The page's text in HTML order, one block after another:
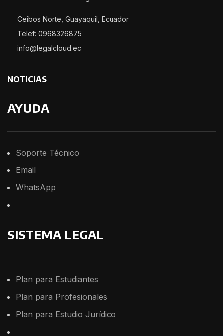
Ceibos Norte, Guayaquil, Ecuador
Telef: 0968326875
info@legalcloud.ec
NOTICIAS
AYUDA
Soporte Técnico
Email
WhatsApp
SISTEMA LEGAL
Plan para Estudiantes
Plan para Profesionales
Plan para Estudio Jurídico